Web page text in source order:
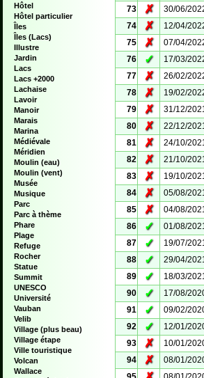
Hôtel
Hôtel particulier
Îles
Îles (Lacs)
Illustre
Jardin
Lacs
Lacs +2000
Lachaise
Lavoir
Manoir
Marais
Marina
Médiévale
Méridien
Moulin (eau)
Moulin (vent)
Musée
Musique
Parc
Parc à thème
Phare
Plage
Refuge
Rocher
Statue
Summit
UNESCO
Université
Vauban
Velib
Village (plus beau)
Village étape
Ville touristique
Volcan
Wallace
73
✗ 30/06/
74
✗ 12/04/
75
✗ 07/04/
76
✓ 17/03/
77
✗ 26/02/
78
✗ 19/02/
79
✗ 31/12/
80
✗ 22/12/
81
✗ 24/10/
82
✗ 21/10/
83
✗ 19/10/
84
✗ 05/08/
85
✗ 04/08/
86
✓ 01/08/
87
✓ 19/07/
88
✓ 29/04/
89
✓ 18/03/
90
✓ 17/08/
91
✓ 09/02/
92
✓ 12/01/
93
✗ 10/01/
94
✗ 08/01/